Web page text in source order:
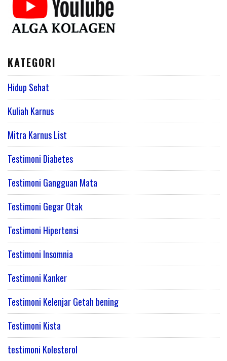
KATEGORI
Hidup Sehat
Kuliah Karnus
Mitra Karnus List
Testimoni Diabetes
Testimoni Gangguan Mata
Testimoni Gegar Otak
Testimoni Hipertensi
Testimoni Insomnia
Testimoni Kanker
Testimoni Kelenjar Getah bening
Testimoni Kista
testimoni Kolesterol